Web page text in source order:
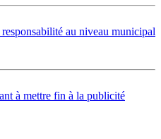
au niveau municipal
à mettre fin à la publicité